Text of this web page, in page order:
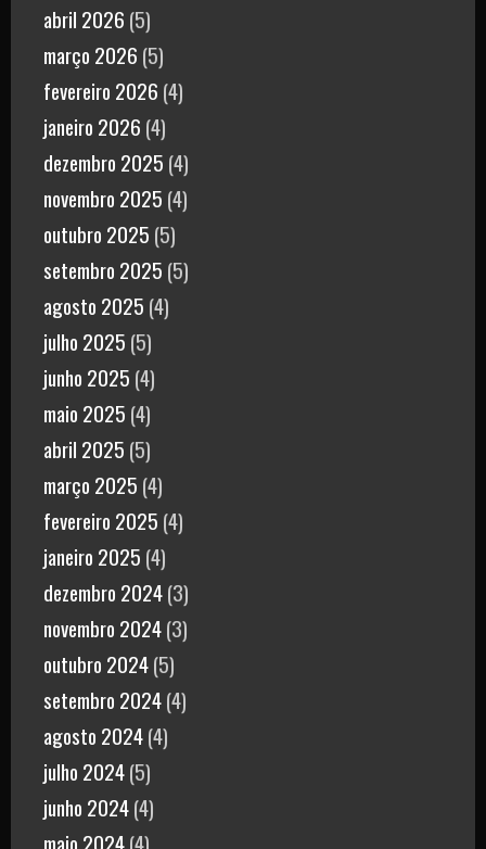
abril 2026 (5)
março 2026 (5)
fevereiro 2026 (4)
janeiro 2026 (4)
dezembro 2025 (4)
novembro 2025 (4)
outubro 2025 (5)
setembro 2025 (5)
agosto 2025 (4)
julho 2025 (5)
junho 2025 (4)
maio 2025 (4)
abril 2025 (5)
março 2025 (4)
fevereiro 2025 (4)
janeiro 2025 (4)
dezembro 2024(3)
novembro 2024(3)
outubro 2024(5)
setembro 2024(4)
agosto 2024(4)
julho 2024(5)
junho 2024(4)
maio 2024(4)